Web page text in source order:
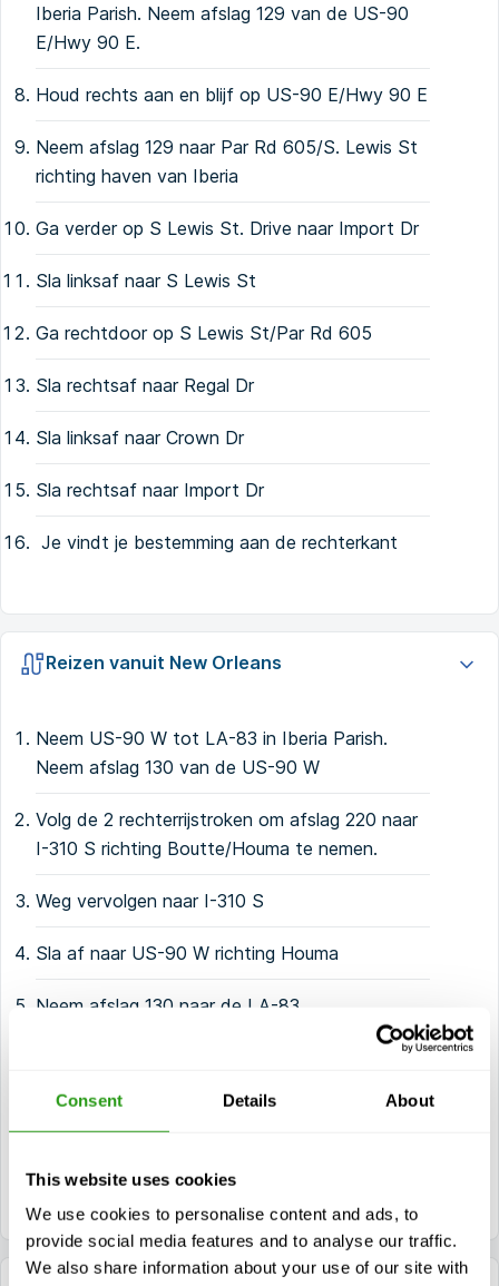
Consent Details About
This website uses cookies
We use cookies to personalise content and ads, to
provide social media features and to analyse our traffic.
We also share information about your use of our site with
Iberia Parish. Neem afslag 129 van de US-90
E/Hwy 90 E.
Houd rechts aan en blijf op US-90 E/Hwy 90 E
Neem afslag 129 naar Par Rd 605/S. Lewis St
richting haven van Iberia
Ga verder op S Lewis St. Drive naar Import Dr
Sla linksaf naar S Lewis St
Ga rechtdoor op S Lewis St/Par Rd 605
Sla rechtsaf naar Regal Dr
Sla linksaf naar Crown Dr
Sla rechtsaf naar Import Dr
Je vindt je bestemming aan de rechterkant
Reizen vanuit New Orleans
Neem US-90 W tot LA-83 in Iberia Parish.
Neem afslag 130 van de US-90 W
Volg de 2 rechterrijstroken om afslag 220 naar
I-310 S richting Boutte/Houma te nemen.
Weg vervolgen naar I-310 S
Sla af naar US-90 W richting Houma
Neem afslag 130 naar de LA-83
Houd rechts aan bij de splitsing en voeg in op
Ga verder op de LA-83. Neem de S Lewis
St/Par Rd 605 naar Import Dr.